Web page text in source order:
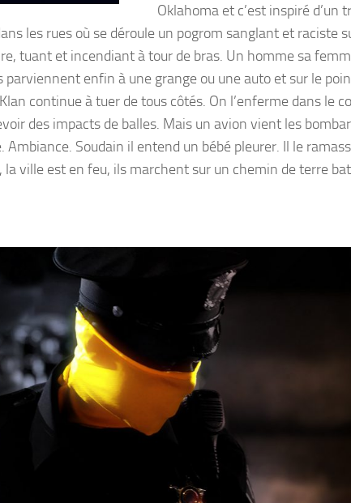
Oklahoma et c’est inspiré d’un
les rues où se déroule un pogrom sanglant et raciste
tuant et incendiant à tour de bras. Un homme sa
parviennent enfin à une grange ou une auto et sur le
continue à tuer de tous côtés. On l’enferme dans le
des impacts de balles. Mais un avion vient les
Ambiance. Soudain il entend un bébé pleurer. Il le
la ville est en feu, ils marchent sur un chemin de terre